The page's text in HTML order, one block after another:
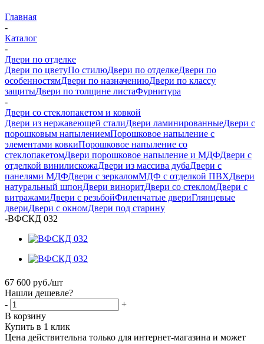
Главная
-
Каталог
-
Двери по отделке
Двери по цветуПо стилюДвери по отделкеДвери по
особенностямДвери по назначениюДвери по классу
защитыДвери по толщине листаФурнитура
-
Двери со стеклопакетом и ковкой
Двери из нержавеющей сталиДвери ламинированныеДвери с
порошковым напылениемПорошковое напыление с
элементами ковкиПорошковое напыление со
стеклопакетомДвери порошковое напыление и МДФДвери с
отделкой винилискожаДвери из массива дубаДвери с
панелями МДФДвери с зеркаломМДФ с отделкой ПВХДвери
натуральный шпонДвери виноритДвери со стекломДвери с
витражамиДвери с резьбойФиленчатые двериГлянцевые
двериДвери с окномДвери под старину
-ВФСКД 032
67 600 руб./шт
Нашли дешевле?
-
+
В корзину
Купить в 1 клик
Цена действительна только для интернет-магазина и может